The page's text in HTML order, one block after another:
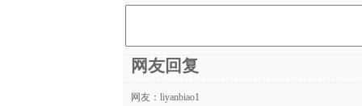
网友回复
网友： liyanbiao1